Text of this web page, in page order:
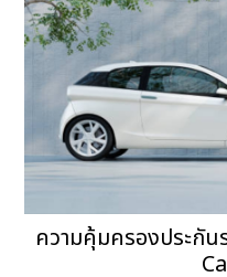
ความคุ้มครองประกัน